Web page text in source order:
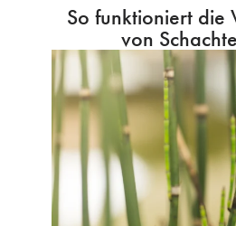
So funktioniert die
von